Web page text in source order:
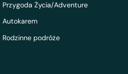
Przygoda Życia/Adventure
Autokarem
Rodzinne podróże